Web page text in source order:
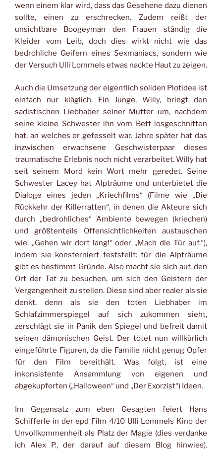
wenn einem klar wird, dass das Gesehene dazu dienen
sollte, einen zu erschrecken. Zudem reißt der
unsichtbare Boogeyman den Frauen ständig die
Kleider vom Leib, doch dies wirkt nicht wie das
bedrohliche Geifern eines Sexmaniacs, sondern wie
der Versuch Ulli Lommels etwas nackte Haut zu zeigen.
Auch die Umsetzung der eigentlich soliden Plotidee ist
einfach nur kläglich. Ein Junge, Willy, bringt den
sadistischen Liebhaber seiner Mutter um, nachdem
seine kleine Schwester ihn vom Bett losgeschnitten
hat, an welches er gefesselt war. Jahre später hat das
inzwischen erwachsene Geschwisterpaar dieses
traumatische Erlebnis noch nicht verarbeitet. Willy hat
seit seinem Mord kein Wort mehr geredet. Seine
Schwester Lacey hat Alpträume und unterbietet die
Dialoge eines jeden „Kriechfilms“ (Filme wie „Die
Rückkehr der Killerratten“, in denen die Akteure sich
durch „bedrohliches“ Ambiente bewegen (kriechen)
und größtenteils Offensichtlichkeiten austauschen
wie: „Gehen wir dort lang!“ oder „Mach die Tür auf.“),
indem sie konsterniert feststellt: für die Alpträume
gibt es bestimmt Gründe. Also macht sie sich auf, den
Ort der Tat zu besuchen, um sich den Geistern der
Vergangenheit zu stellen. Diese sind aber realer als sie
denkt, denn als sie den toten Liebhaber im
Schlafzimmerspiegel auf sich zukommen sieht,
zerschlägt sie in Panik den Spiegel und befreit damit
seinen dämonischen Geist. Der tötet nun willkürlich
eingeführte Figuren, da die Familie nicht genug Opfer
für den Film bereithält. Was folgt, ist eine
inkonsistente Ansammlung von eigenen und
abgekupferten („Halloween“ und „Der Exorzist“) Ideen.
Im Gegensatz zum eben Gesagten feiert Hans
Schifferle in der epd Film 4/10 Ulli Lommels Kino der
Unvollkommenheit als Platz der Magie (dies verdanke
ich Alex P., der darauf auf diesem Blog hinwies).